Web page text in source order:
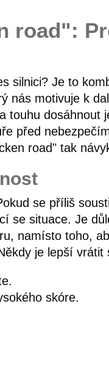
road":
silnici? Je to
nás motivuje k
touhu
před
road" tak
se příliš
se situace. Je
namísto toho,
je lepší
skóre.